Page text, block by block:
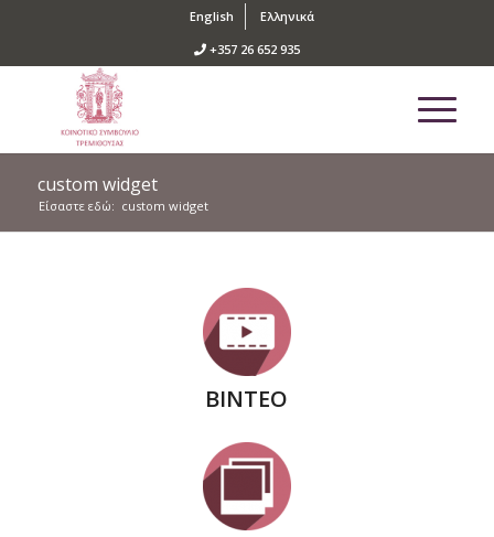
English
Ελληνικά
+357 26 652 935
custom widget
Είσαστε εδώ: custom widget
ΒΙΝΤΕΟ